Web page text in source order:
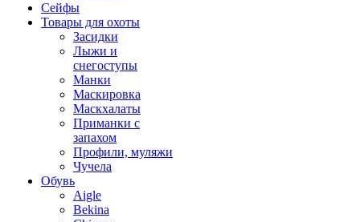
Сейфы
Товары для охоты
Засидки
Лыжи и
снегоступы
Манки
Маскировка
Маскхалаты
Приманки с
запахом
Профили, муляжи
Чучела
Обувь
Aigle
Bekina